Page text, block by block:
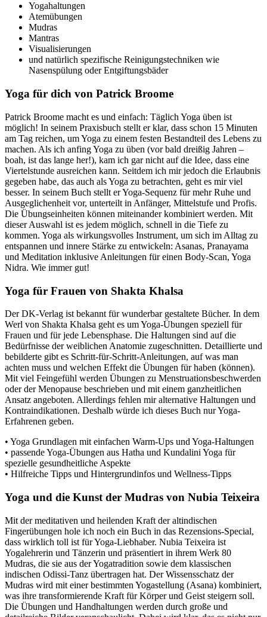
Yogahaltungen
Atemübungen
Mudras
Mantras
Visualisierungen
und natürlich spezifische Reinigungstechniken wie
Nasenspülung oder Entgiftungsbäder
Yoga für dich von Patrick Broome
Patrick Broome macht es und einfach: Täglich Yoga üben ist
möglich! In seinem Praxisbuch stellt er klar, dass schon 15 Minuten
am Tag reichen, um Yoga zu einem festen Bestandteil des Lebens zu
machen. Als ich anfing Yoga zu üben (vor bald dreißig Jahren –
boah, ist das lange her!), kam ich gar nicht auf die Idee, dass eine
Viertelstunde ausreichen kann. Seitdem ich mir jedoch die Erlaubnis
gegeben habe, das auch als Yoga zu betrachten, geht es mir viel
besser. In seinem Buch stellt er Yoga-Sequenz für mehr Ruhe und
Ausgeglichenheit vor, unterteilt in Anfänger, Mittelstufe und Profis.
Die Übungseinheiten können miteinander kombiniert werden. Mit
dieser Auswahl ist es jedem möglich, schnell in die Tiefe zu
kommen. Yoga als wirkungsvolles Instrument, um sich im Alltag zu
entspannen und innere Stärke zu entwickeln: Asanas, Pranayama
und Meditation inklusive Anleitungen für einen Body-Scan, Yoga
Nidra. Wie immer gut!
Yoga für Frauen von Shakta Khalsa
Der DK-Verlag ist bekannt für wunderbar gestaltete Bücher. In dem
Werl von Shakta Khalsa geht es um Yoga-Übungen speziell für
Frauen und für jede Lebensphase. Die Haltungen sind auf die
Bedürfnisse der weiblichen Anatomie zugeschnitten. Detaillierte und
bebilderte gibt es Schritt-für-Schritt-Anleitungen, auf was man
achten muss und welchen Effekt die Übungen für haben (können).
Mit viel Feingefühl werden Übungen zu Menstruationsbeschwerden
oder der Menopause beschrieben und mit einem ganzheitlichen
Ansatz angeboten. Allerdings fehlen mir alternative Haltungen und
Kontraindikationen. Deshalb würde ich dieses Buch nur Yoga-
Erfahrenen geben.
• Yoga Grundlagen mit einfachen Warm-Ups und Yoga-Haltungen
• passende Yoga-Übungen aus Hatha und Kundalini Yoga für
spezielle gesundheitliche Aspekte
• Hilfreiche Tipps und Hintergrundinfos und Wellness-Tipps
Yoga und die Kunst der Mudras von Nubia Teixeira
Mit der meditativen und heilenden Kraft der altindischen
Fingerübungen hole ich noch ein Buch in das Rezensions-Special,
dass wirklich toll ist für Yoga-Liebhaber. Nubia Teixeira ist
Yogalehrerin und Tänzerin und präsentiert in ihrem Werk 80
Mudras, die sie aus der Yogatradition sowie dem klassischen
indischen Odissi-Tanz übertragen hat. Der Wissensschatz der
Mudras wird mit einer bestimmten Yogastellung (Asana) kombiniert,
was ihre transformierende Kraft für Körper und Geist steigern soll.
Die Übungen und Handhaltungen werden durch große und